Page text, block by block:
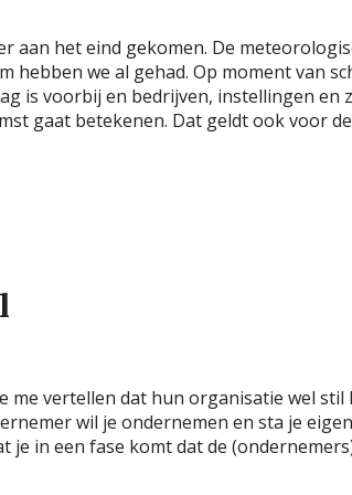
aan het eind gekomen. De
hebben we al gehad. Op moment van
is voorbij en bedrijven, instellingen en
gaat betekenen. Dat geldt ook voor
me vertellen dat hun organisatie wel stil
wil je ondernemen en sta je
je in een fase komt dat de